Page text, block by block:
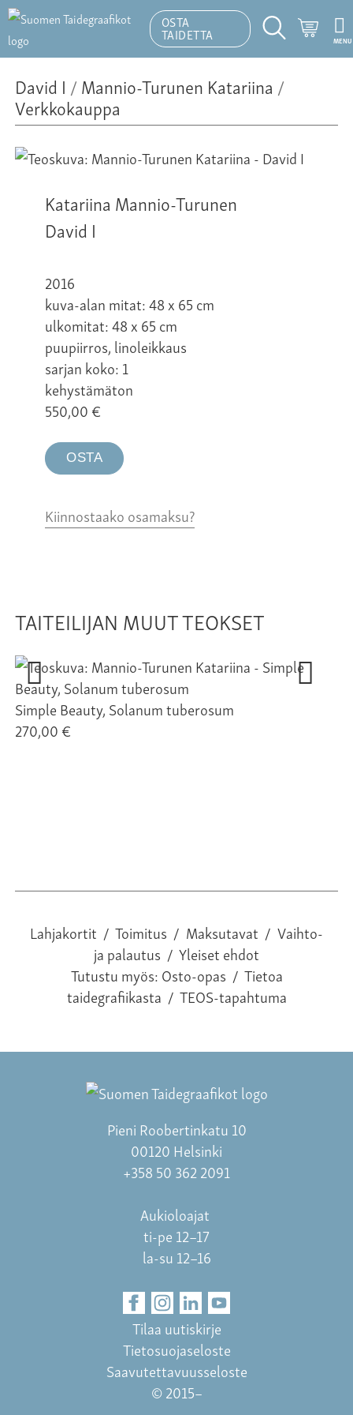
OSTA
TAIDETTA
Hakutoiminto
MENU
David I /Mannio-Turunen Katariina /
Verkkokauppa
Katariina Mannio-Turunen
David I
2016
kuva-alan mitat: 48 x 65 cm
ulkomitat: 48 x 65 cm
puupiirros, linoleikkaus
sarjan koko: 1
kehystämäton
550,00€
OSTA
Kiinnostaako osamaksu?
TAITEILIJAN MUUT TEOKSET
Simple Beauty, Solanum tuberosum
270,00 €
Lahjakortit / Toimitus / Maksutavat / Vaihto-
ja palautus / Yleiset ehdot
Tutustu myös:Osto-opas / Tietoa
taidegrafiikasta / TEOS-tapahtuma
Pieni Roobertinkatu 10
00120 Helsinki
+358 50 362 2091
Aukioloajat
ti-pe 12–17
la-su 12–16
Tilaa uutiskirje
Tietosuojaseloste
Saavutettavuusseloste
© 2015–